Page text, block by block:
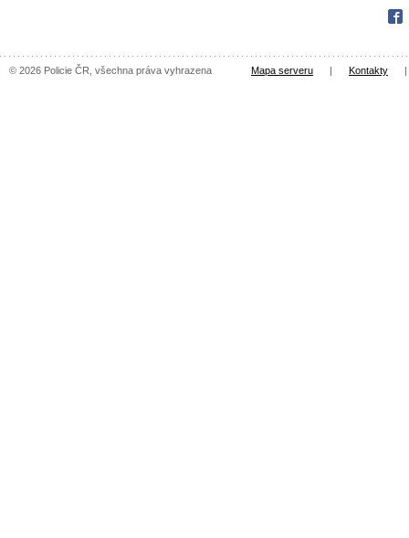
© 2026 Policie ČR, všechna práva vyhrazena Mapa serveru | Kontakty |